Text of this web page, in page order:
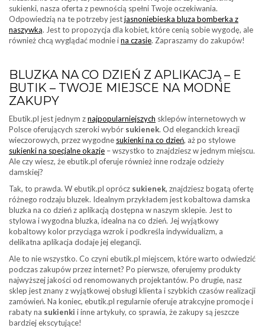
sukienki, nasza oferta z pewnością spełni Twoje oczekiwania.
Odpowiedzią na te potrzeby jestjasnoniebieska bluza bomberka z
naszywką. Jest to propozycja dla kobiet, które cenią sobie wygodę, ale
również chcą wyglądać modnie ina czasie. Zapraszamy do zakupów!
BLUZKA NA CO DZIEŃ Z APLIKACJĄ – E
BUTIK – TWOJE MIEJSCE NA MODNE
ZAKUPY
Ebutik.pl jest jednym znajpopularniejszych sklepów internetowych w
Polsce oferujących szeroki wybór sukienek. Od eleganckich kreacji
wieczorowych, przez wygodne sukienki na co dzień, aż po stylowe
sukienki na specjalne okazje – wszystko to znajdziesz w jednym miejscu.
Ale czy wiesz, że ebutik.pl oferuje również inne rodzaje odzieży
damskiej?
Tak, to prawda. W ebutik.pl oprócz sukienek, znajdziesz bogatą ofertę
różnego rodzaju bluzek. Idealnym przykładem jest kobaltowa damska
bluzka na co dzień z aplikacją dostępna w naszym sklepie. Jest to
stylowa i wygodna bluzka, idealna na co dzień. Jej wyjątkowy
kobaltowy kolor przyciąga wzrok i podkreśla indywidualizm, a
delikatna aplikacja dodaje jej elegancji.
Ale to nie wszystko. Co czyni ebutik.pl miejscem, które warto odwiedzić
podczas zakupów przez internet? Po pierwsze, oferujemy produkty
najwyższej jakości od renomowanych projektantów. Po drugie, nasz
sklep jest znany z wyjątkowej obsługi klienta i szybkich czasów realizacji
zamówień. Na koniec, ebutik.pl regularnie oferuje atrakcyjne promocje i
rabaty na sukienki i inne artykuły, co sprawia, że zakupy są jeszcze
bardziej ekscytujące!